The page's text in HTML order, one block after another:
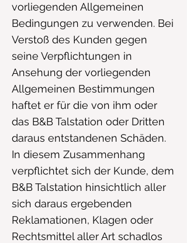
vorliegenden Allgemeinen
Bedingungen zu verwenden. Bei
Verstoß des Kunden gegen
seine Verpflichtungen in
Ansehung der vorliegenden
Allgemeinen Bestimmungen
haftet er für die von ihm oder
das B&B Talstation oder Dritten
daraus entstandenen Schäden.
In diesem Zusammenhang
verpflichtet sich der Kunde, dem
B&B Talstation hinsichtlich aller
sich daraus ergebenden
Reklamationen, Klagen oder
Rechtsmittel aller Art schadlos